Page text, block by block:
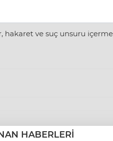
ve suç unsuru
HABERLERİ